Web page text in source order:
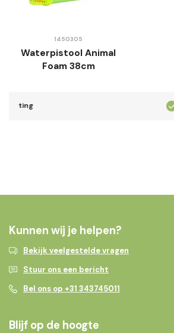
1450305
Waterpistool Animal
Foam 38cm
Advies op locatie
Kunnen wij je helpen?
Bekijk veelgestelde vragen
Stuur ons een bericht
Bel ons op +31 343745011
Blijf op de hoogte